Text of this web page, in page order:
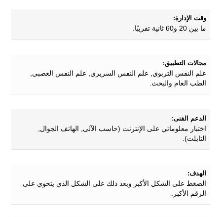
وقت الإدارة:
ما بين 20 و60 ثانية تقريبًا.
مجالات التطبيق:
علم النفس التربوي, علم النفس السريري, علم النفس العصبى,
الطب العام والبحث.
الدعم الفنى:
اختبار معلوماتي على الإنترنت (حاسب الآلى, الهاتف الجوال,
التابلت).
الهدف:
الضغط على الشكل الأكبر وبعد ذلك على الشكل الذي يتحوي على
الرقم الأكبر.